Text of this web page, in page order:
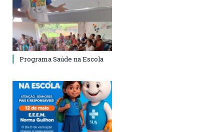
Programa Saúde na Escola